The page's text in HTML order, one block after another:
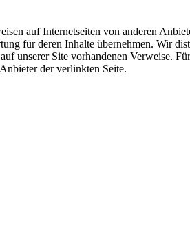
auf Internetseiten von anderen
für deren Inhalte übernehmen. Wir
unserer Site vorhandenen Verweise.
der verlinkten Seite.